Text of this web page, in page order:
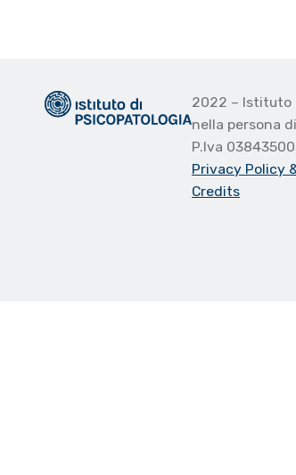
2022 – Istituto
nella persona
P.Iva
Privacy Policy
Credits